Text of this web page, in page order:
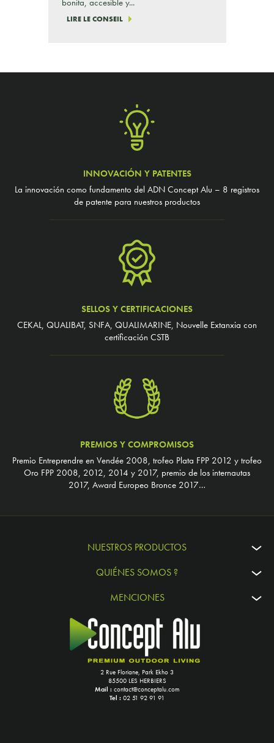
LIRE LE CONSEIL
INNOVACIÓN Y PATENTES
La innovación como fundamento del ADN Concept Alu – 8 registros
de patente para nuestros productos
SELLOS Y CERTIFICACIONES
CEKAL, QUALIBAT, SNFA, QUALIMARINE, Nouvelle Extanxia con
certificación CSTB
PREMIOS Y COMPROMISOS
Premio Entreprendre en Vendée 2008, trofeo Plata FPP 2012 y trofeo
Oro FPP 2008, 2012, 2014 y 2017, premio de los internautas
2017, Award Europeo Bronce 2017…
NUESTROS PRODUCTOS
QUIÉNES SOMOS ?
MENCIONES
2 Rue Floriane, Park Ekho 3
85500 LES HERBIERS
Mail : contact@conceptalu.com
Tel : 02 51 92 91 91